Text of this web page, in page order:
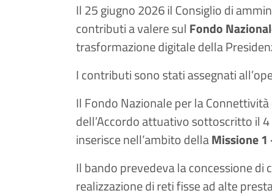
Il 25 giugno 2026 il Consiglio di
contributi a valere sul Fondo
trasformazione digitale della
I contributi sono stati assegnati
Il Fondo Nazionale per la
dell’Accordo attuativo sottoscritto il
inserisce nell’ambito dellaMissione 1
Il bando prevedeva la concessione
realizzazione di reti fisse ad alte